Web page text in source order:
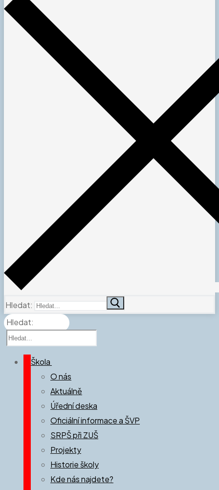
Hledat:
Hledat:
Škola
O nás
Aktuálně
Úřední deska
Oficiální informace a ŠVP
SRPŠ při ZUŠ
Projekty
Historie školy
Kde nás najdete?